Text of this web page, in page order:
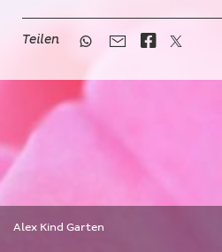
Teilen
Alex Kind Garten